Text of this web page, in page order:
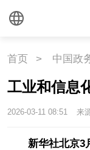
首页 > 中国政
工业和信息
2026-03-11 08:51 来
新华社北京3